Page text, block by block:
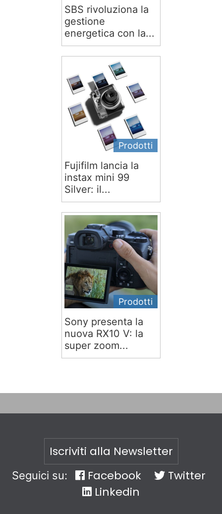
SBS rivoluziona la
gestione
energetica con la...
Prodotti
Fujifilm lancia la
instax mini 99
Silver: il...
Prodotti
Sony presenta la
nuova RX10 V: la
super zoom...
Iscriviti alla Newsletter
Seguici su: Facebook
Twitter
Linkedin